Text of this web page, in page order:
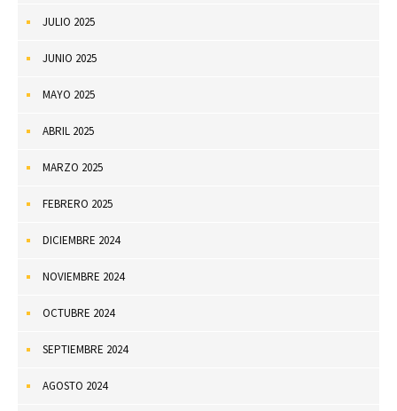
JULIO 2025
JUNIO 2025
MAYO 2025
ABRIL 2025
MARZO 2025
FEBRERO 2025
DICIEMBRE 2024
NOVIEMBRE 2024
OCTUBRE 2024
SEPTIEMBRE 2024
AGOSTO 2024